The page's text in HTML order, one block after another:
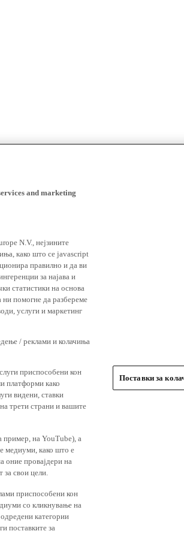
and marketing
N.V., нејзините
како што се javascript
правилно и да ви
за најава и
статистики на основа
ни помогне да разбереме
услуги и маркетинг
/ реклами и колачиња
приспособени кон
платформи како
видени, ставки
трети страни и вашите
пример, на YouTube), а
медиуми, како што е
оние провајдери на
за свои цели.
приспособени кон
со кликнување на
категории
поставките за
Поставки за